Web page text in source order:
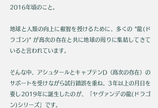
2016年頃のこと。
地球と人類の向上に叡智を授けるために、多くの "龍(ド
ラゴン)" が高次の存在と共に地球の周りに集結してきて
いると言われています。
そんな中、アシュタールとキャプテンD（高次の存在）の
サポートを受けながら試行錯誤を重ね、 3年以上の月日を
要し2019年に誕生したのが、
「ヤヴァンデの龍(ドラゴ
ン)シリーズ」です。